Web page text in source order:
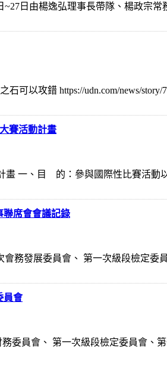
日由楊逸弘理事長帶隊、楊政宗
可以攻錯 https://udn.com/news/story/
賽活動計畫
畫 一、目 的：參與國際性比賽活動
聯席會會議記錄
會務發展委員會、 第一次級段檢定委
員會
委員會、 第一次級段檢定委員會、